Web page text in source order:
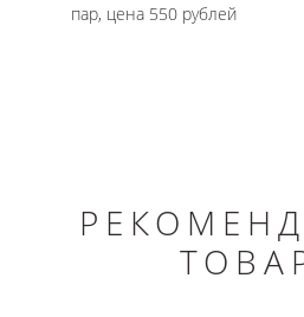
пар, цена 550 рублей